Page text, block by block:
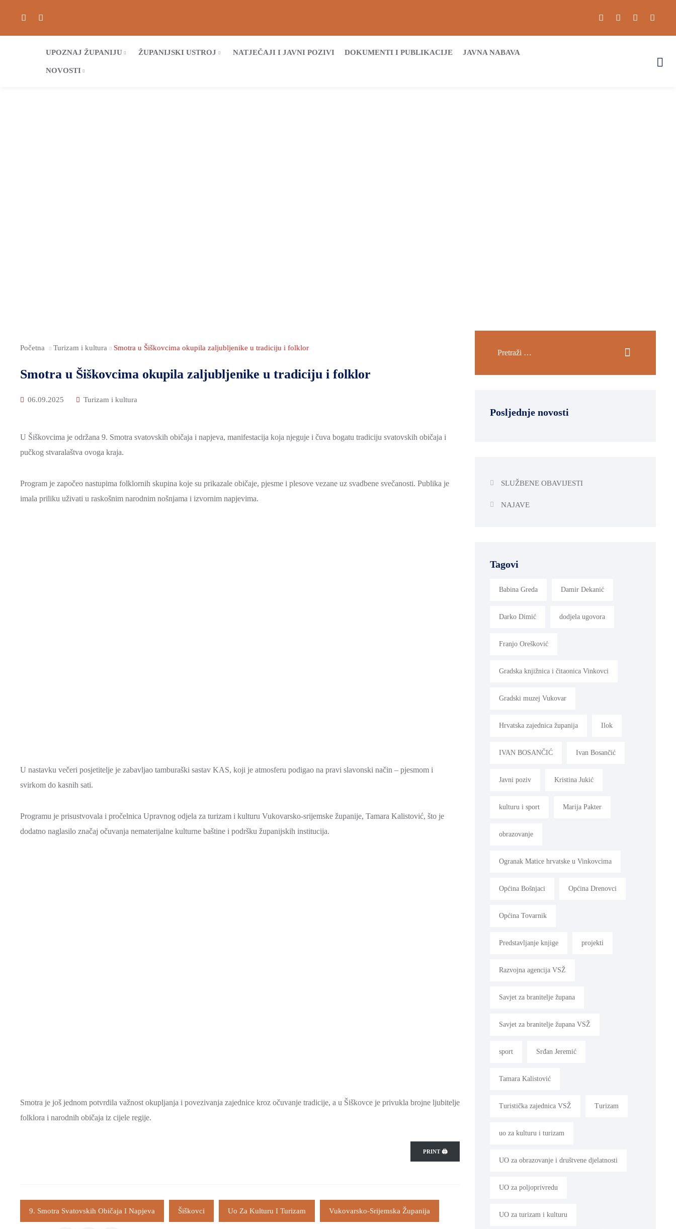
UPOZNAJ ŽUPANIJU ŽUPANIJSKI USTROJ NATJEČAJI I JAVNI POZIVI DOKUMENTI I PUBLIKACIJE JAVNA NABAVA
NOVOSTI
Početna Turizam i kultura Smotra u Šiškovcima okupila zaljubljenike u tradiciju i folklor
Smotra u Šiškovcima okupila zaljubljenike u tradiciju i folklor
06.09.2025 Turizam i kultura
U Šiškovcima je održana 9. Smotra svatovskih običaja i napjeva, manifestacija koja njeguje i čuva bogatu tradiciju svatovskih običaja i
pučkog stvaralaštva ovoga kraja.
Program je započeo nastupima folklornih skupina koje su prikazale običaje, pjesme i plesove vezane uz svadbene svečanosti. Publika je
imala priliku uživati u raskošnim narodnim nošnjama i izvornim napjevima.
U nastavku večeri posjetitelje je zabavljao tamburaški sastav KAS, koji je atmosferu podigao na pravi slavonski način – pjesmom i
svirkom do kasnih sati.
Programu je prisustvovala i pročelnica Upravnog odjela za turizam i kulturu Vukovarsko-srijemske županije, Tamara Kalistović, što je
dodatno naglasilo značaj očuvanja nematerijalne kulturne baštine i podršku županijskih institucija.
Smotra je još jednom potvrdila važnost okupljanja i povezivanja zajednice kroz očuvanje tradicije, a u Šiškovce je privukla brojne ljubitelje
folklora i narodnih običaja iz cijele regije.
PRINT 🖨
9. Smotra Svatovskih Običaja I Napjeva Šiškovci Uo Za Kulturu I Turizam Vukovarsko-Srijemska Županija
Posljednje novosti
SLUŽBENE OBAVIJESTI
NAJAVE
Tagovi
Babina Greda Damir Dekanić
Darko Dimić dodjela ugovora
Franjo Orešković
Gradska knjižnica i čitaonica Vinkovci
Gradski muzej Vukovar
Hrvatska zajednica županija Ilok
IVAN BOSANČIĆ Ivan Bosančić
Javni poziv Kristina Jukić
kulturu i sport Marija Pakter
obrazovanje
Ogranak Matice hrvatske u Vinkovcima
Općina Bošnjaci Općina Drenovci
Općina Tovarnik
Predstavljanje knjige projekti
Razvojna agencija VSŽ
Savjet za branitelje župana
Savjet za branitelje župana VSŽ
sport Srđan Jeremić
Tamara Kalistović
Turistička zajednica VSŽ Turizam
uo za kulturu i turizam
UO za obrazovanje i društvene djelatnosti
UO za poljoprivredu
UO za turizam i kulturu